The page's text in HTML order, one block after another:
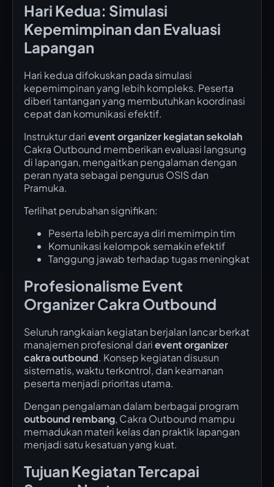
Hari Kedua: Simulasi
Kepemimpinan dan Evaluasi
Lapangan
Hari kedua difokuskan pada simulasi
kepemimpinan yang lebih kompleks. Peserta
diberi tantangan yang membutuhkan koordinasi
cepat dan komunikasi efektif.
Instruktur darievent organizer kegiatan sekolah
Cakra Outbound memberikan evaluasi langsung
di lapangan, mengaitkan pengalaman dengan
peran nyata sebagai pengurus OSIS dan
Pramuka.
Terlihat perubahan signifikan:
Peserta lebih percaya diri memimpin tim
Komunikasi kelompok semakin efektif
Tanggung jawab terhadap tugas meningkat
Profesionalisme Event
Organizer Cakra Outbound
Seluruh rangkaian kegiatan berjalan lancar berkat
manajemen profesional darievent organizer
cakra outbound. Konsep kegiatan disusun
sistematis, waktu terkontrol, dan keamanan
peserta menjadi prioritas utama.
Dengan pengalaman dalam berbagai program
outbound rembang, Cakra Outbound mampu
memadukan materi kelas dan praktik lapangan
menjadi satu kesatuan yang kuat.
Tujuan Kegiatan Tercapai